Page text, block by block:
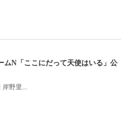
ムN「ここにだって天使はいる」公
野里...